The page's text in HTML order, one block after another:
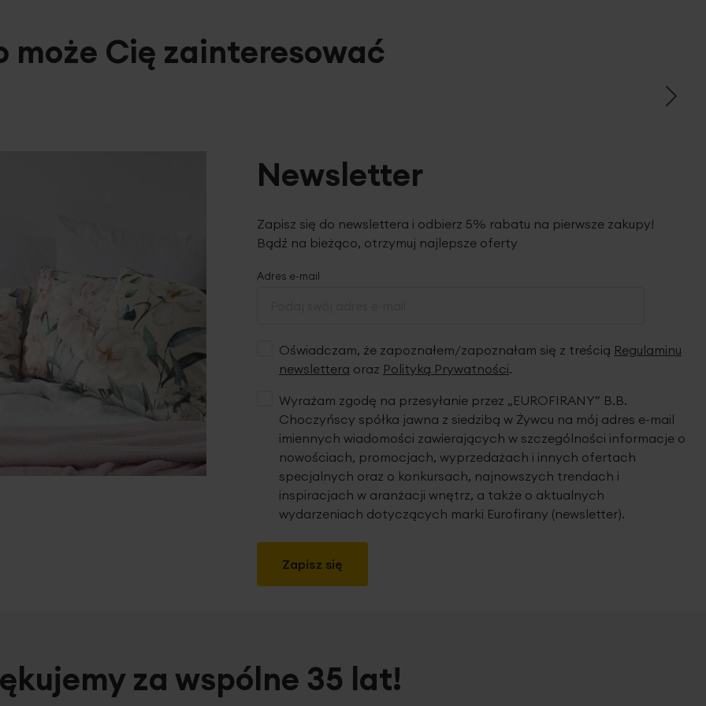
może Cię zainteresować
Newsletter
Zapisz się do newslettera i odbierz 5% rabatu na pierwsze zakupy!
Bądź na bieżąco, otrzymuj najlepsze oferty
Adres e-mail
Oświadczam, że zapoznałem/zapoznałam się z treścią Regulaminu
newslettera oraz Polityką Prywatności.
Zapisz się
Wyrażam zgodę na przesyłanie przez „EUROFIRANY” B.B.
Choczyńscy spółka jawna z siedzibą w Żywcu na mój adres e-mail
imiennych wiadomości zawierających w szczególności informacje o
nowościach, promocjach, wyprzedażach i innych ofertach
specjalnych oraz o konkursach, najnowszych trendach i
inspiracjach w aranżacji wnętrz, a także o aktualnych
wydarzeniach dotyczących marki Eurofirany (newsletter).
za wspólne 35 lat!